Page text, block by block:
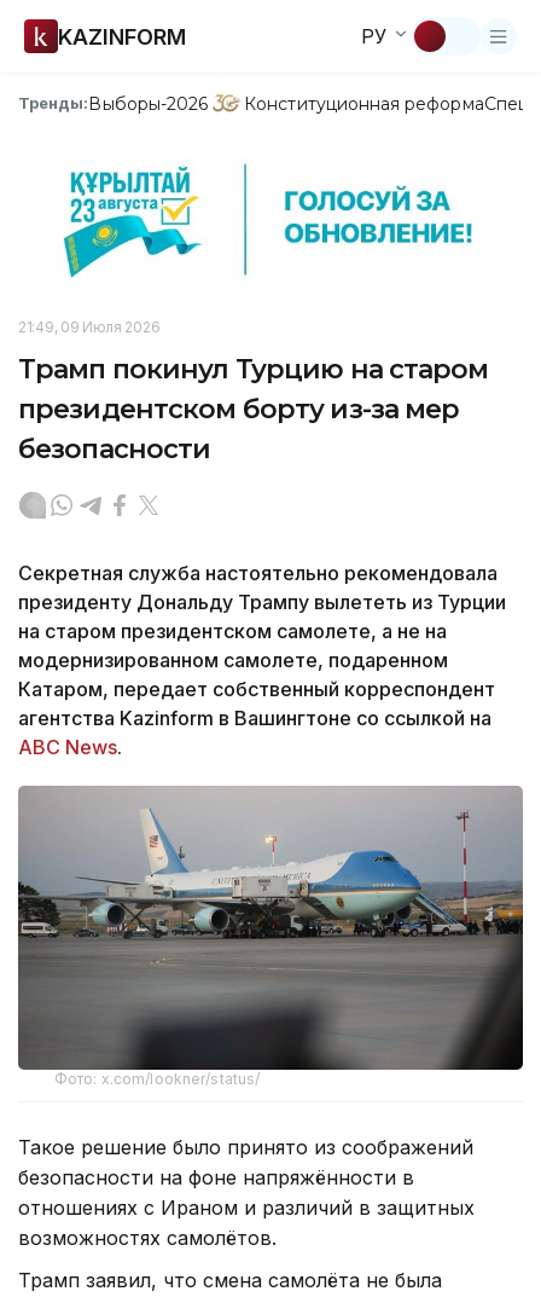
KAZINFORM РУ
Тренды:Выборы-2026 Конституционная реформа
21:49, 09 Июля 2026
Трамп покинул Турцию на старом
президентском борту из-за мер
безопасности
Секретная служба настоятельно рекомендовала
президенту Дональду Трампу вылететь из Турции
на старом президентском самолете, а не на
модернизированном самолете, подаренном
Катаром, передает собственный корреспондент
агентства Kazinform в Вашингтоне со ссылкой на
ABC News.
Фото: x.com/lookner/status/
Такое решение было принято из соображений
безопасности на фоне напряжённости в
отношениях с Ираном и различий в защитных
возможностях самолётов.
Трамп заявил, что смена самолёта не была